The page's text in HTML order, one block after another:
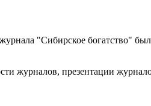
"Сибирское богатство"
журналов, презентации